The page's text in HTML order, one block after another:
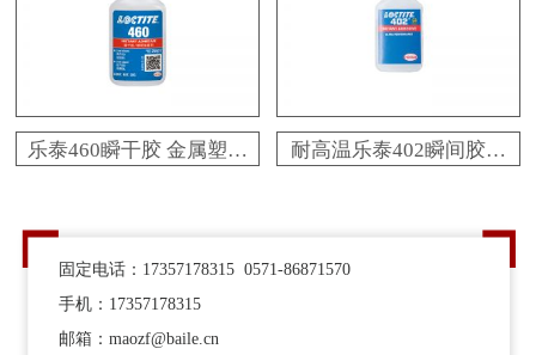
乐泰460瞬干胶 金属塑料
耐高温乐泰402瞬间胶水
固定电话：17357178315 0571-86871570
手机：17357178315
邮箱：maozf@baile.cn